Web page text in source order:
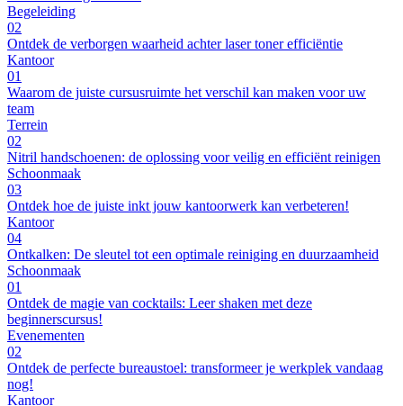
Begeleiding
02
Ontdek de verborgen waarheid achter laser toner efficiëntie
Kantoor
01
Waarom de juiste cursusruimte het verschil kan maken voor uw
team
Terrein
02
Nitril handschoenen: de oplossing voor veilig en efficiënt reinigen
Schoonmaak
03
Ontdek hoe de juiste inkt jouw kantoorwerk kan verbeteren!
Kantoor
04
Ontkalken: De sleutel tot een optimale reiniging en duurzaamheid
Schoonmaak
01
Ontdek de magie van cocktails: Leer shaken met deze
beginnerscursus!
Evenementen
02
Ontdek de perfecte bureaustoel: transformeer je werkplek vandaag
nog!
Kantoor